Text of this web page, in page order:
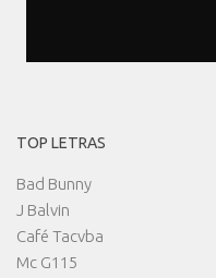
TOP LETRAS
Bad Bunny
J Balvin
Café Tacvba
Mc G115